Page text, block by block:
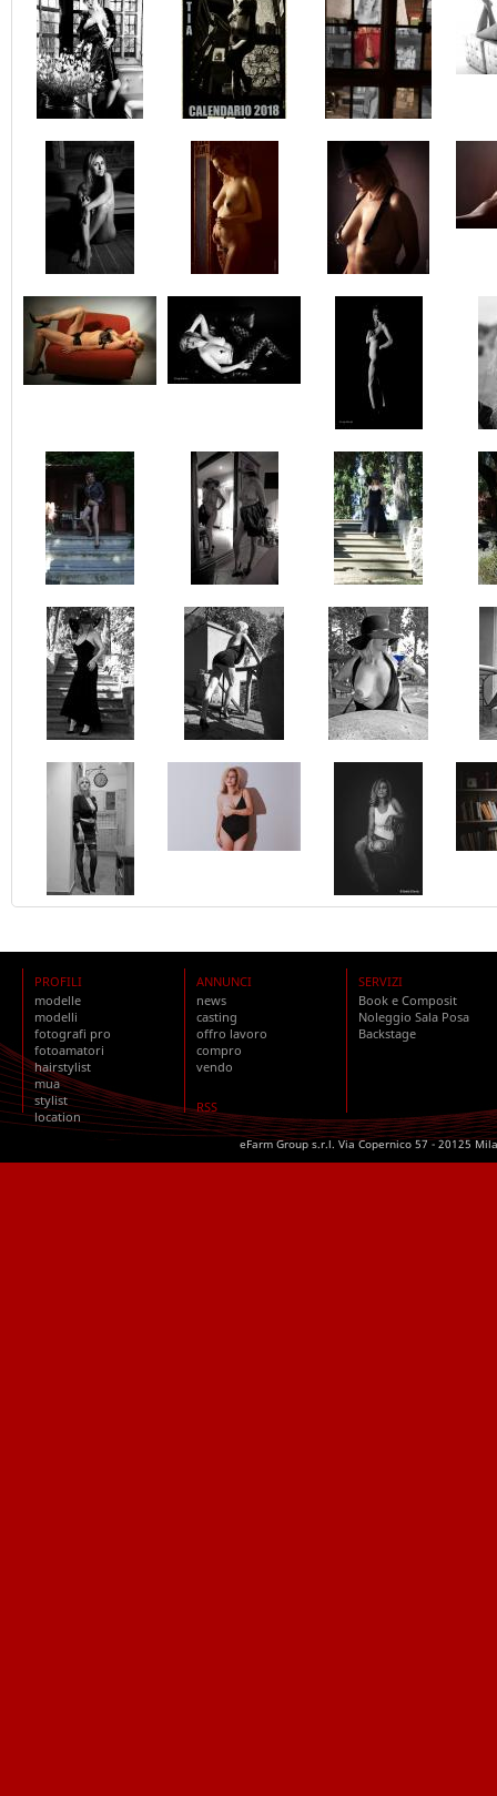
PROFILI
modelle
modelli
fotografi pro
fotoamatori
hairstylist
mua
stylist
location
ANNUNCI
news
casting
offro lavoro
compro
vendo
RSS
SERVIZI
Book e Composit
Noleggio Sala Posa
Backstage
eFarm Group s.r.l. Via Copernico 57 - 20125